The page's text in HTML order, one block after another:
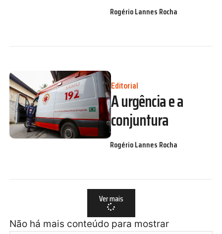
Rogério Lannes Rocha
Editorial
A urgência e a
conjuntura
Rogério Lannes Rocha
Ver mais
Não há mais conteúdo para mostrar